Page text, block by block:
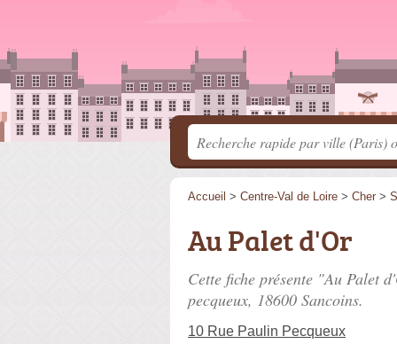
Accueil > Centre-Val de Loire > Cher >
Au Palet d'Or
Cette fiche présente "Au Palet
pecqueux, 18600 Sancoins.
10 Rue Paulin Pecqueux